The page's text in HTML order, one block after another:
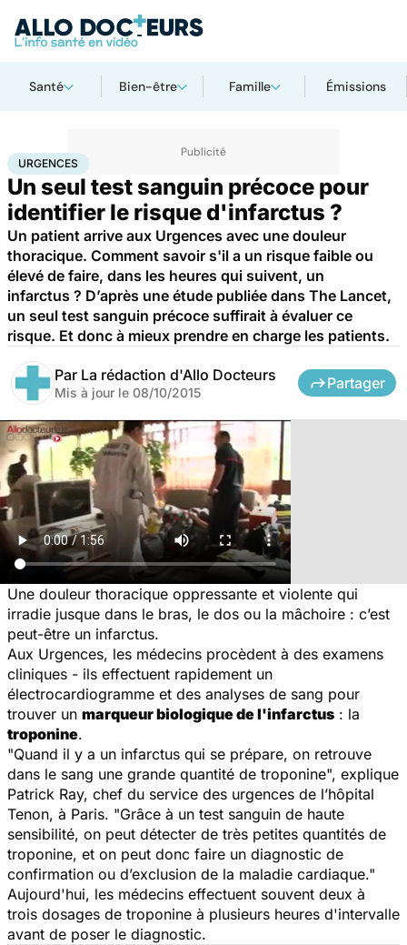
Santé Bien-être Famille Émissions
AccueilSanté Urgences
URGENCES
Un seul test sanguin précoce pour
identifier le risque d'infarctus ?
Un patient arrive aux Urgences avec une douleur
thoracique. Comment savoir s'il a un risque faible ou
élevé de faire, dans les heures qui suivent, un
infarctus ? D’après une étude publiée dans The Lancet,
un seul test sanguin précoce suffirait à évaluer ce
risque. Et donc à mieux prendre en charge les patients.
Par La rédaction d'Allo Docteurs
Mis à jour le 08/10/2015
Partager
Une douleur thoracique oppressante et violente qui
irradie jusque dans le bras, le dos ou la mâchoire : c’est
peut-être un infarctus.
Aux Urgences, les médecins procèdent à des examens
cliniques - ils effectuent rapidement un
électrocardiogramme et des analyses de sang pour
trouver un marqueur biologique de l'infarctus : la
troponine.
"Quand il y a un infarctus qui se prépare, on retrouve
dans le sang une grande quantité de troponine", explique
Patrick Ray, chef du service des urgences de l’hôpital
Tenon, à Paris. "Grâce à un test sanguin de haute
sensibilité, on peut détecter de très petites quantités de
troponine, et on peut donc faire un diagnostic de
confirmation ou d’exclusion de la maladie cardiaque."
Aujourd'hui, les médecins effectuent souvent deux à
trois dosages de troponine à plusieurs heures d'intervalle
avant de poser le diagnostic.